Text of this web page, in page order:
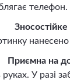
нанесено
Приємна на
У разі